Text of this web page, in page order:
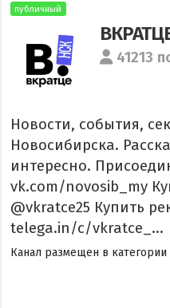
публичный
41213
Новости, события,
Новосибирска.
интересно.
vk.com/novosib_my
@vkratce25 Купить
telega.in/c/vkratce_...
Канал размещен в категории